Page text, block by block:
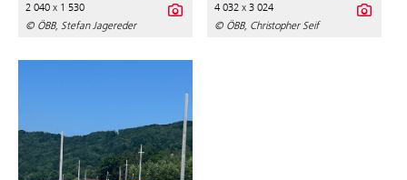
2 040 x 1 530
© ÖBB, Stefan Jagereder
4 032 x 3 024
© ÖBB, Christopher Seif